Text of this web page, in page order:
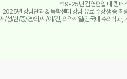
*19-25년 김영편입 내 캠퍼
년 강남단과 & 독학센터 강남 유료 수강생 중 최
/성/한/중/경/외/시/이/건, 의약계열(건국대 수의학과,